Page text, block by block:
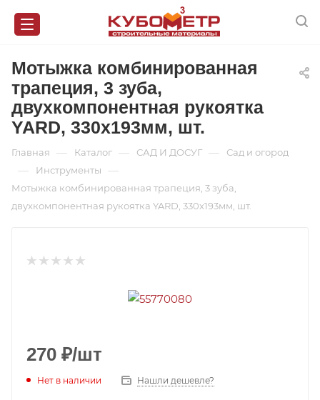
Мотыжка комбинированная
трапеция, 3 зуба,
двухкомпонентная рукоятка
YARD, 330х193мм, шт.
Главная — Каталог — САД И ДОСУГ — Сад и огород
— Инструменты —
Мотыжка комбинированная трапеция, 3 зуба,
двухкомпонентная рукоятка YARD, 330х193мм, шт.
270 ₽/шт
Нет в наличии Нашли дешевле?